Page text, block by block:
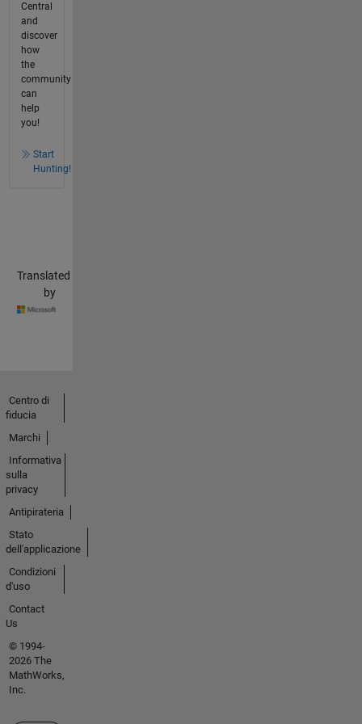
Central
and
discover
how
the
community
can
help
you!
Start
Hunting!
Translated
by
Centro di
fiducia
Marchi
Informativa
sulla
privacy
Antipirateria
Stato
dell'applicazione
Condizioni
d'uso
Contact
Us
© 1994-
2026 The
MathWorks,
Inc.